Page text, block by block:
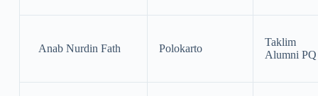
Anab Nurdin Fath Polokarto
Taklim
Alumni PQ